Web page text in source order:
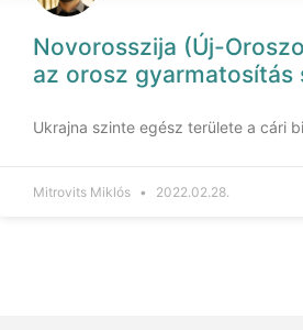
Novorosszija (Új-
az orosz gyarmatosítás
Ukrajna szinte egész területe a cári
Mitrovits Miklós 2022.02.28.